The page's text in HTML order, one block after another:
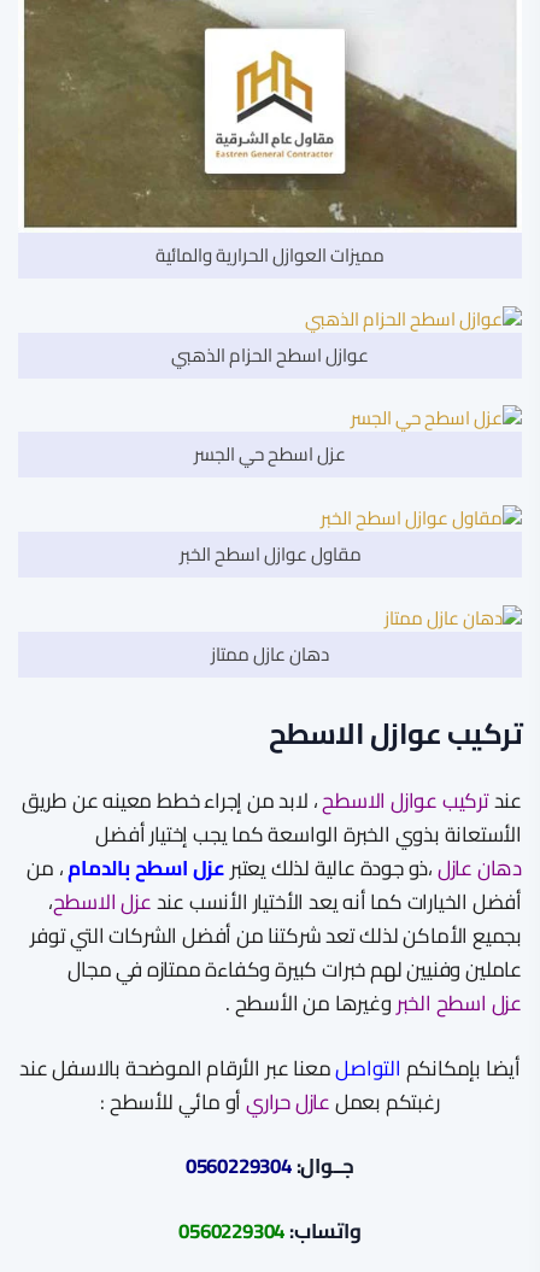
مميزات العوازل الحرارية والمائية
عوازل اسطح الحزام الذهبي
عزل اسطح حي الجسر
مقاول عوازل اسطح الخبر
دهان عازل ممتاز
تركيب عوازل الاسطح
عندتركيب عوازل الاسطح، لابد من إجراء خطط معينه عن طريق
الأستعانة بذوي الخبرة الواسعة كما يجب إختيار أفضل
دهان عازل،ذو جودة عالية لذلك يعتبرعزل اسطح بالدمام، من
أفضل الخيارات كما أنه يعد الأختيار الأنسب عندعزل الاسطح،
بجميع الأماكن لذلك تعد شركتنا من أفضل الشركات التي توفر
عاملين وفنيين لهم خبرات كبيرة وكفاءة ممتازه في مجال
عزل اسطح الخبروغيرها من الأسطح .
أيضا بإمكانكمالتواصلمعنا عبر الأرقام الموضحة بالاسفل عند
رغبتكم بعملعازل حراريأو مائي للأسطح :
جــوال:0560229304
واتساب:0560229304